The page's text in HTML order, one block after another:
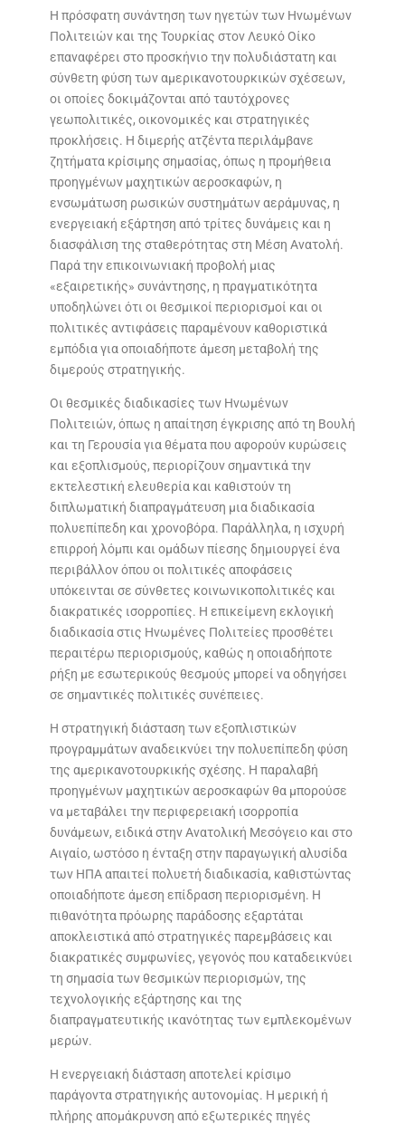
e
b
o
o
k
itt
er
ar
e
Η πρόσφατη συνάντηση των ηγετών των Ηνωμένων
Πολιτειών και της Τουρκίας στον Λευκό Οίκο
επαναφέρει στο προσκήνιο την πολυδιάστατη και
σύνθετη φύση των αμερικανοτουρκικών σχέσεων,
οι οποίες δοκιμάζονται από ταυτόχρονες
γεωπολιτικές, οικονομικές και στρατηγικές
προκλήσεις. Η διμερής ατζέντα περιλάμβανε
ζητήματα κρίσιμης σημασίας, όπως η προμήθεια
προηγμένων μαχητικών αεροσκαφών, η
ενσωμάτωση ρωσικών συστημάτων αεράμυνας, η
ενεργειακή εξάρτηση από τρίτες δυνάμεις και η
διασφάλιση της σταθερότητας στη Μέση Ανατολή.
Παρά την επικοινωνιακή προβολή μιας
«εξαιρετικής» συνάντησης, η πραγματικότητα
υποδηλώνει ότι οι θεσμικοί περιορισμοί και οι
πολιτικές αντιφάσεις παραμένουν καθοριστικά
εμπόδια για οποιαδήποτε άμεση μεταβολή της
διμερούς στρατηγικής.
Οι θεσμικές διαδικασίες των Ηνωμένων
Πολιτειών, όπως η απαίτηση έγκρισης από τη Βουλή
και τη Γερουσία για θέματα που αφορούν κυρώσεις
και εξοπλισμούς, περιορίζουν σημαντικά την
εκτελεστική ελευθερία και καθιστούν τη
διπλωματική διαπραγμάτευση μια διαδικασία
πολυεπίπεδη και χρονοβόρα. Παράλληλα, η ισχυρή
επιρροή λόμπι και ομάδων πίεσης δημιουργεί ένα
περιβάλλον όπου οι πολιτικές αποφάσεις
υπόκεινται σε σύνθετες κοινωνικοπολιτικές και
διακρατικές ισορροπίες. Η επικείμενη εκλογική
διαδικασία στις Ηνωμένες Πολιτείες προσθέτει
περαιτέρω περιορισμούς, καθώς η οποιαδήποτε
ρήξη με εσωτερικούς θεσμούς μπορεί να οδηγήσει
σε σημαντικές πολιτικές συνέπειες.
Η στρατηγική διάσταση των εξοπλιστικών
προγραμμάτων αναδεικνύει την πολυεπίπεδη φύση
της αμερικανοτουρκικής σχέσης. Η παραλαβή
προηγμένων μαχητικών αεροσκαφών θα μπορούσε
να μεταβάλει την περιφερειακή ισορροπία
δυνάμεων, ειδικά στην Ανατολική Μεσόγειο και στο
Αιγαίο, ωστόσο η ένταξη στην παραγωγική αλυσίδα
των ΗΠΑ απαιτεί πολυετή διαδικασία, καθιστώντας
οποιαδήποτε άμεση επίδραση περιορισμένη. Η
πιθανότητα πρόωρης παράδοσης εξαρτάται
αποκλειστικά από στρατηγικές παρεμβάσεις και
διακρατικές συμφωνίες, γεγονός που καταδεικνύει
τη σημασία των θεσμικών περιορισμών, της
τεχνολογικής εξάρτησης και της
διαπραγματευτικής ικανότητας των εμπλεκομένων
μερών.
Η ενεργειακή διάσταση αποτελεί κρίσιμο
παράγοντα στρατηγικής αυτονομίας. Η μερική ή
πλήρης απομάκρυνση από εξωτερικές πηγές